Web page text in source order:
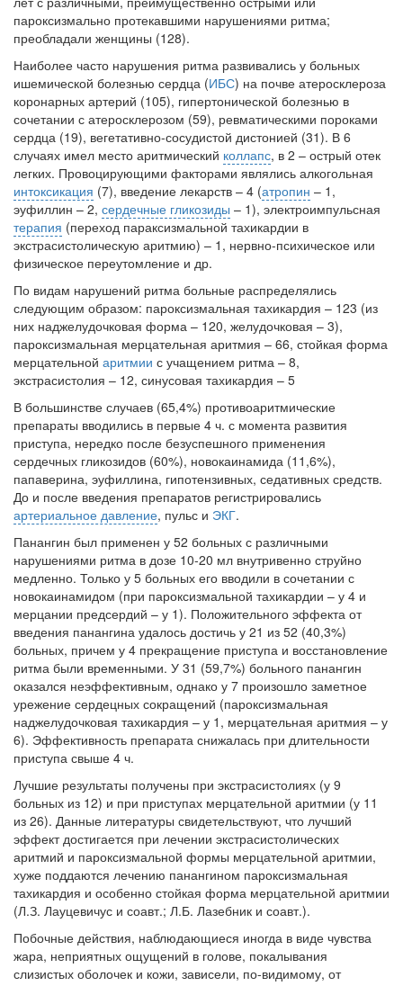
пароксизмально протекавшими нарушениями ритма;
преобладали женщины (128).
Наиболее часто нарушения ритма развивались у больных
ишемической болезнью сердца (ИБС) на почве атеросклероза
коронарных артерий (105), гипертонической болезнью в
сочетании с атеросклерозом (59), ревматическими пороками
сердца (19), вегетативно-сосудистой дистонией (31). В 6
случаях имел место аритмический коллапс, в 2 – острый отек
легких. Провоцирующими факторами являлись алкогольная
интоксикация (7), введение лекарств – 4 (атропин – 1,
эуфиллин – 2, сердечные гликозиды – 1), электроимпульсная
терапия (переход параксизмальной тахикардии в
экстрасистолическую аритмию) – 1, нервно-психическое или
физическое переутомление и др.
По видам нарушений ритма больные распределялись
следующим образом: пароксизмальная тахикардия – 123 (из
них наджелудочковая форма – 120, желудочковая – 3),
пароксизмальная мерцательная аритмия – 66, стойкая форма
мерцательной аритмии с учащением ритма – 8,
экстрасистолия – 12, синусовая тахикардия – 5
В большинстве случаев (65,4%) противоаритмические
препараты вводились в первые 4 ч. с момента развития
приступа, нередко после безуспешного применения
сердечных гликозидов (60%), новокаинамида (11,6%),
папаверина, эуфиллина, гипотензивных, седативных средств.
До и после введения препаратов регистрировались
артериальное давление, пульс и ЭКГ.
Панангин был применен у 52 больных с различными
нарушениями ритма в дозе 10-20 мл внутривенно струйно
медленно. Только у 5 больных его вводили в сочетании с
новокаинамидом (при пароксизмальной тахикардии – у 4 и
мерцании предсердий – у 1). Положительного эффекта от
введения панангина удалось достичь у 21 из 52 (40,3%)
больных, причем у 4 прекращение приступа и восстановление
ритма были временными. У 31 (59,7%) больного панангин
оказался неэффективным, однако у 7 произошло заметное
урежение сердецных сокращений (пароксизмальная
наджелудочковая тахикардия – у 1, мерцательная аритмия – у
6). Эффективность препарата снижалась при длительности
приступа свыше 4 ч.
Лучшие результаты получены при экстрасистолиях (у 9
больных из 12) и при приступах мерцательной аритмии (у 11
из 26). Данные литературы свидетельствуют, что лучший
эффект достигается при лечении экстрасистолических
аритмий и пароксизмальной формы мерцательной аритмии,
хуже поддаются лечению панангином пароксизмальная
тахикардия и особенно стойкая форма мерцательной аритмии
(Л.З. Лауцевичус и соавт.; Л.Б. Лазебник и соавт.).
Побочные действия, наблюдающиеся иногда в виде чувства
жара, неприятных ощущений в голове, покалывания
слизистых оболочек и кожи, зависели, по-видимому, от